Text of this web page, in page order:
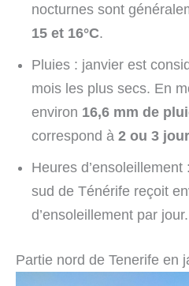
nocturnes sont
15 et 16°C.
Pluies : janvier est
mois les plus secs. En
environ 16,6 mm de
correspond à 2 ou 3
Heures
sud de Ténérife reçoit
d’ensoleillement par jour.
Partie nord de Tenerife en